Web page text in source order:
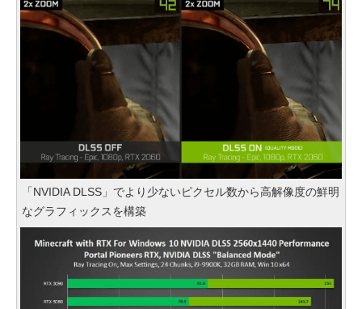
「NVIDIA DLSS」でより少ないピクセル数から高解像度の鮮明
なグラフィックスを構築